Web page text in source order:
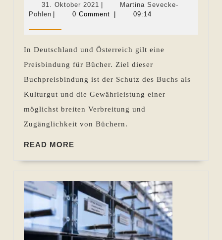
Bücher
Deutschland
31. Oktober 2021 31.
Oktober
Martina Sevecke-
Pohlen Martina0 Comment 09:14
In Deutschland und Österreich gilt eine
Preisbindung für Bücher. Ziel dieser
Buchpreisbindung ist der Schutz des Buchs als
Kulturgut und die Gewährleistung einer
möglichst breiten Verbreitung und
Zugänglichkeit von Büchern.
READ MORE